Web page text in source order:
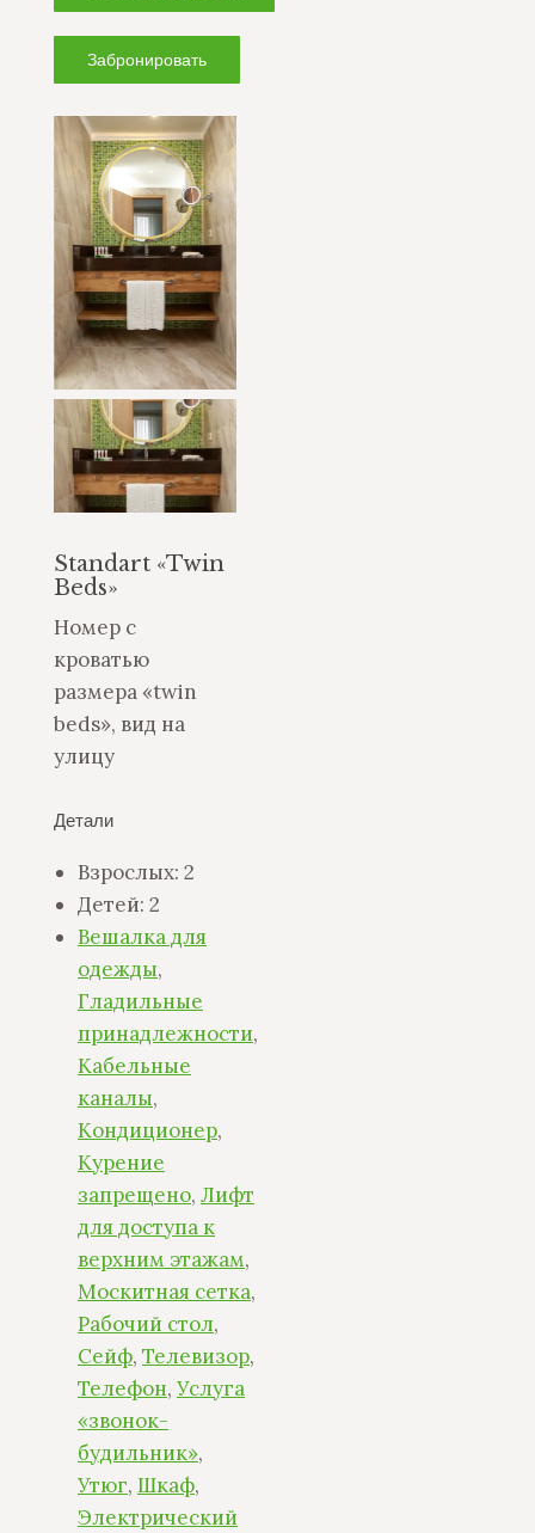
Забронировать
Standart «Twin
Beds»
Номер с
кроватью
размера «twin
beds», вид на
улицу
Детали
Взрослых: 2
Детей: 2
Вешалка для
одежды,
Гладильные
принадлежности,
Кабельные
каналы,
Кондиционер,
Курение
запрещено, Лифт
для доступа к
верхним этажам,
Москитная сетка,
Рабочий стол,
Сейф, Телевизор,
Телефон, Услуга
«звонок-
будильник»,
Утюг, Шкаф,
Электрический